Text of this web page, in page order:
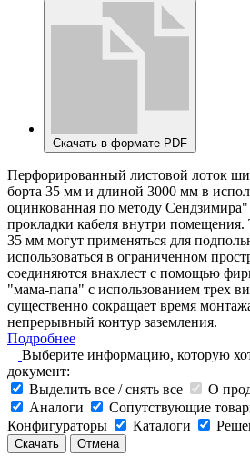
Скачать в формате PDF
Перфорированный листовой лоток
борта 35 мм и длиной 3000 мм в
оцинкованная по методу Сендзимира"
прокладки кабеля внутри
35 мм могут применяться для
использоваться в ограниченном
соединяются внахлест с помощью
"мама-папа" с использованием трех
существенно сокращает время
непрерывный контур заземления.
Подробнее
Выберите информацию, которую
документ:
Выделить все / снять все
О
Аналоги
Сопутствующие
Конфигураторы
Каталоги
Скачать Отмена